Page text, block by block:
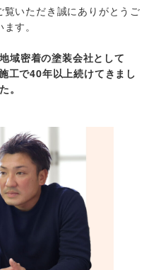
いただき誠にありがとうご
す。
域密着の塗装会社として
工で40年以上続けてきまし
た。